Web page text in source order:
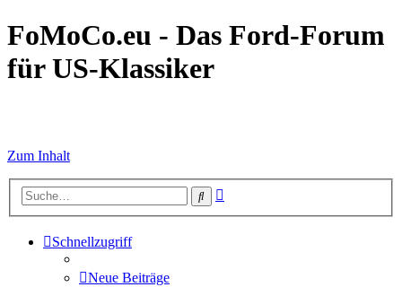
FoMoCo.eu - Das Ford-Forum
für US-Klassiker
Zum Inhalt
Suche
Schnellzugriff
Neue Beiträge